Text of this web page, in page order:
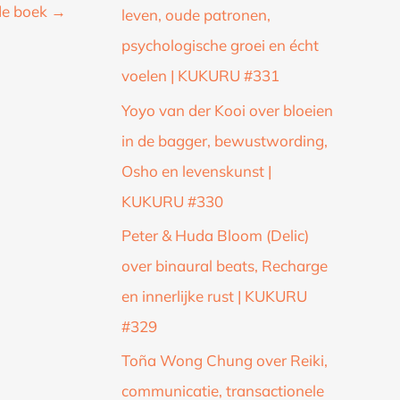
boek →
leven, oude patronen,
psychologische groei en écht
voelen | KUKURU #331
Yoyo van der Kooi over bloeien
in de bagger, bewustwording,
Osho en levenskunst |
KUKURU #330
Peter & Huda Bloom (Delic)
over binaural beats, Recharge
en innerlijke rust | KUKURU
#329
Toña Wong Chung over Reiki,
communicatie, transactionele